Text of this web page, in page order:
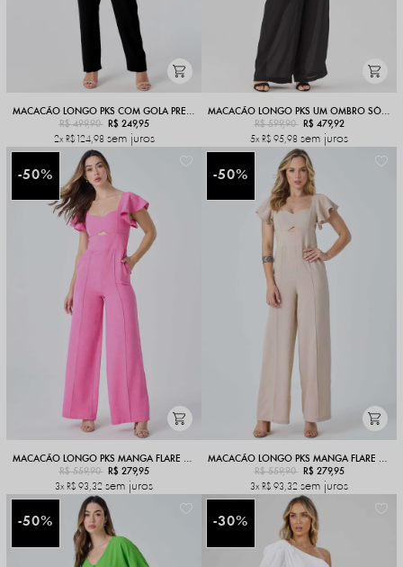
MACACÃO LONGO PKS COM GOLA PRETO
R$ 499,90
R$ 249,95
2x R$ 124,98 sem juros
MACACÃO LONGO PKS UM OMBRO SÓ PRETO
R$ 599,90
R$ 479,92
5x R$ 95,98 sem juros
50%
MACACÃO LONGO PKS MANGA FLARE ROSA
R$ 559,90
R$ 279,95
3x R$ 93,32 sem juros
50%
MACACÃO LONGO PKS MANGA FLARE BEGE
R$ 559,90
R$ 279,95
3x R$ 93,32 sem juros
50% 30%